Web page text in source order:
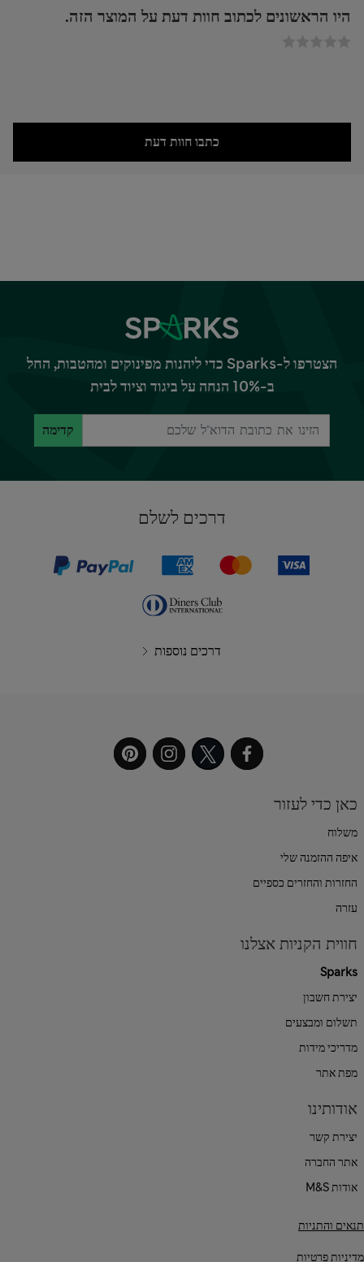
היו הראשונים לכתוב חוות דעת על המוצר הזה.
כתבו חוות דעת
הצטרפו ל-Sparks כדי ליהנות מפינוקים ומהטבות, החל
ב-10% הנחה על ביגוד וציוד לבית
קדימה
דרכים לשלם
דרכים נוספות
כאן כדי לעזור
משלוח
איפה ההזמנה שלי
החזרות והחזרים כספיים
עזרה
חווית הקניות אצלנו
Sparks
יצירת חשבון
תשלום ומבצעים
מדריכי מידות
מפת אתר
אודותינו
יצירת קשר
אתר החברה
אודות M&S
תנאים והתניות
מדיניות פרטיות